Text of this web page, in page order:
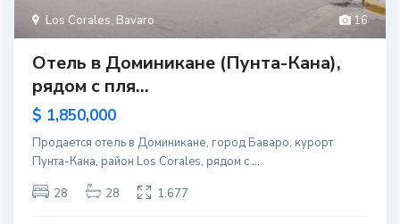
16
Los Corales, Bavaro
Отель в Доминикане (Пунта-Кана),
рядом с пля...
$ 1,850,000
Продается отель в Доминикане, город Баваро, курорт
Пунта-Кана, район Los Corales, рядом с...
28
28 1.677